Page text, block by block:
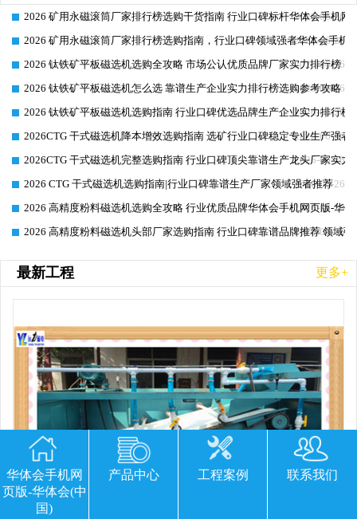
2026-06-26
2026 矿用永磁滚筒厂家排行榜选购干货指南 行业口碑标杆华体会手机网
2026-06-26
2026 矿用永磁滚筒厂家排行榜选购指南，行业口碑领域强者华体会手机
2026-06-26
2026 钛铁矿平板磁选机选购全攻略 市场公认优质品牌厂家实力排行榜
2026-06-26
2026 钛铁矿平板磁选机怎么选 靠谱生产企业实力排行榜选购参考攻略
2026-06-26
2026 钛铁矿平板磁选机选购指南 行业口碑优选品牌生产企业实力排行榜
2026-06-26
2026CTG 干式磁选机降本增效选购指南 选矿行业口碑稳定专业生产强者
2026-06-26
2026CTG 干式磁选机完整选购指南 行业口碑顶尖靠谱生产龙头厂家实力
2026-06-26
2026 CTG 干式磁选机选购指南|行业口碑靠谱生产厂家领域强者推荐
2026-06-26
2026 高精度粉料磁选机选购全攻略 行业优质品牌华体会手机网页版-华
2026-06-26
2026 高精度粉料磁选机头部厂家选购指南 行业口碑靠谱品牌推荐 领域
最新工程 更多+
华体会手机网
页版-华体会(中
国)
产品中心 工程案例 联系我们